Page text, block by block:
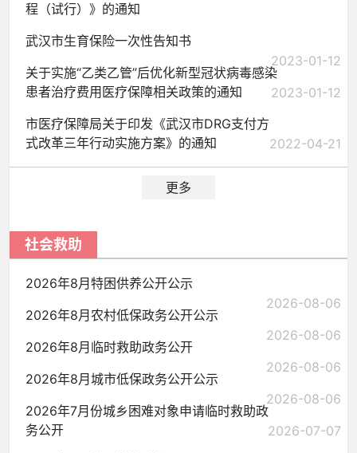
程（试行）》的通知
武汉市生育保险一次性告知书
2023-01-12
关于实施“乙类乙管”后优化新型冠状病毒感染
患者治疗费用医疗保障相关政策的通知
2023-01-12
市医疗保障局关于印发《武汉市DRG支付方
式改革三年行动实施方案》的通知
2022-04-21
更多
社会救助
2026年8月特困供养公开公示
2026-08-06
2026年8月农村低保政务公开公示
2026-08-06
2026年8月临时救助政务公开
2026-08-06
2026年8月城市低保政务公开公示
2026-08-06
2026年7月份城乡困难对象申请临时救助政
务公开
2026-07-07